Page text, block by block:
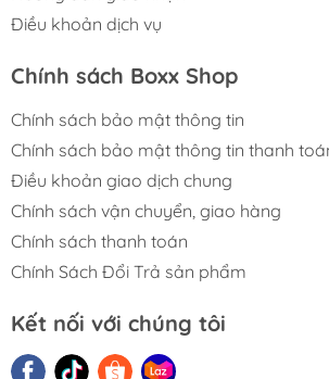
Điều khoản dịch vụ
Chính sách Boxx Shop
Chính sách bảo mật thông tin
Chính sách bảo mật thông tin thanh
Điều khoản giao dịch chung
Chính sách vận chuyển, giao hàng
Chính sách thanh toán
Chính Sách Đổi Trả sản phẩm
Kết nối với chúng tôi